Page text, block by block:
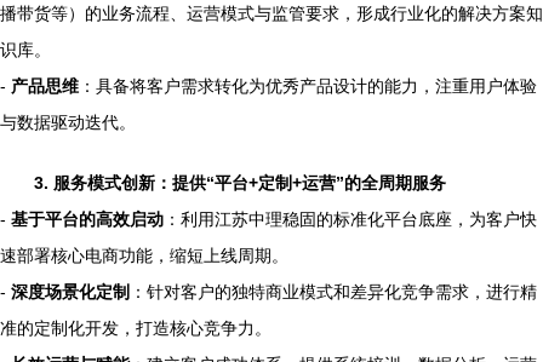
播带货等）的业务流程、运营模式与监管要求，形成行业化的解决方案知
识库。
- 产品思维 ：具备将客户需求转化为优秀产品设计的能力，注重用户体验
与数据驱动迭代。
3. 服务模式创新：提供“平台+定制+运营”的全周期服务
- 基于平台的高效启动 ：利用江苏中理稳固的标准化平台底座，为客户快
速部署核心电商功能，缩短上线周期。
- 深度场景化定制 ：针对客户的独特商业模式和差异化竞争需求，进行精
准的定制化开发，打造核心竞争力。